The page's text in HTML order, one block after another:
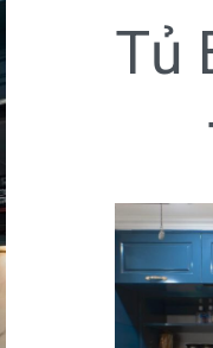
Tủ